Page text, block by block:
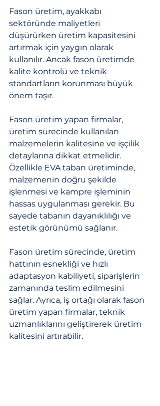
Fason üretim, ayakkabı
sektöründe maliyetleri
düşürürken üretim kapasitesini
artırmak için yaygın olarak
kullanılır. Ancak fason üretimde
kalite kontrolü ve teknik
standartların korunması büyük
önem taşır.
Fason üretim yapan firmalar,
üretim sürecinde kullanılan
malzemelerin kalitesine ve işçilik
detaylarına dikkat etmelidir.
Özellikle EVA taban üretiminde,
malzemenin doğru şekilde
işlenmesi ve kampre işleminin
hassas uygulanması gerekir. Bu
sayede tabanın dayanıklılığı ve
estetik görünümü sağlanır.
Fason üretim sürecinde, üretim
hattının esnekliği ve hızlı
adaptasyon kabiliyeti, siparişlerin
zamanında teslim edilmesini
sağlar. Ayrıca, iş ortağı olarak fason
üretim yapan firmalar, teknik
uzmanlıklarını geliştirerek üretim
kalitesini artırabilir.